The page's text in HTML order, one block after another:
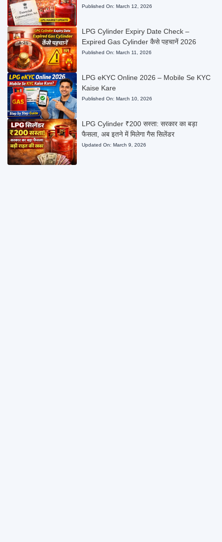
Published On: March 12, 2026
LPG Cylinder Expiry Date Check –
Expired Gas Cylinder कैसे पहचानें 2026
Published On: March 11, 2026
LPG eKYC Online 2026 – Mobile Se KYC
Kaise Kare
Published On: March 10, 2026
LPG Cylinder ₹200 सस्ता: सरकार का बड़ा
फैसला, अब इतने में मिलेगा गैस सिलेंडर
Updated On: March 9, 2026